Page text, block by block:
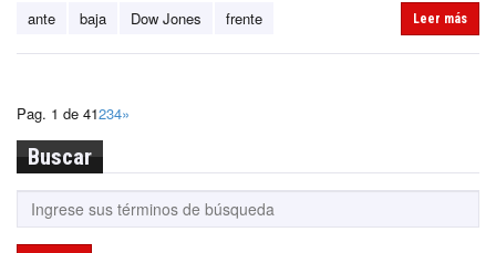
ante baja Dow Jones frente Leer más
Pag. 1 de 41234»
Buscar